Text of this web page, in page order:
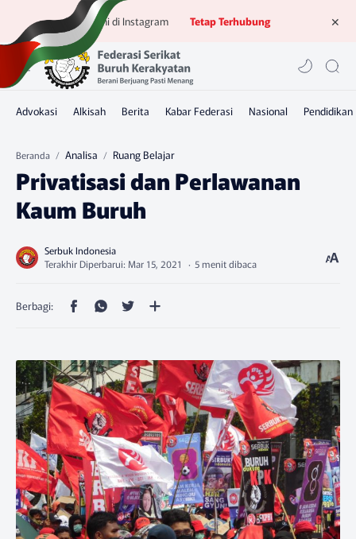
Ikuti kami di Instagram Tetap Terhubung
Beranda Analisa Ruang Belajar
Privatisasi dan Perlawanan
Kaum Buruh
5 menit dibaca